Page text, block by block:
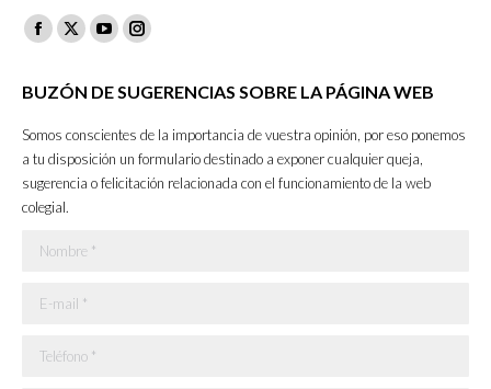
Facebook
opens
new
window
X
opens
new
window
YouTube
opens
new
window
Instagram
opens
in
new
window
BUZÓN DE SUGERENCIAS SOBRE LA PÁGINA WEB
Somos conscientes de la importancia de vuestra opinión, por eso ponemos
a tu disposición un formulario destinado a exponer cualquier queja,
sugerencia o felicitación relacionada con el funcionamiento de la web
colegial.
Nombre *
E-mail *
Teléfono *